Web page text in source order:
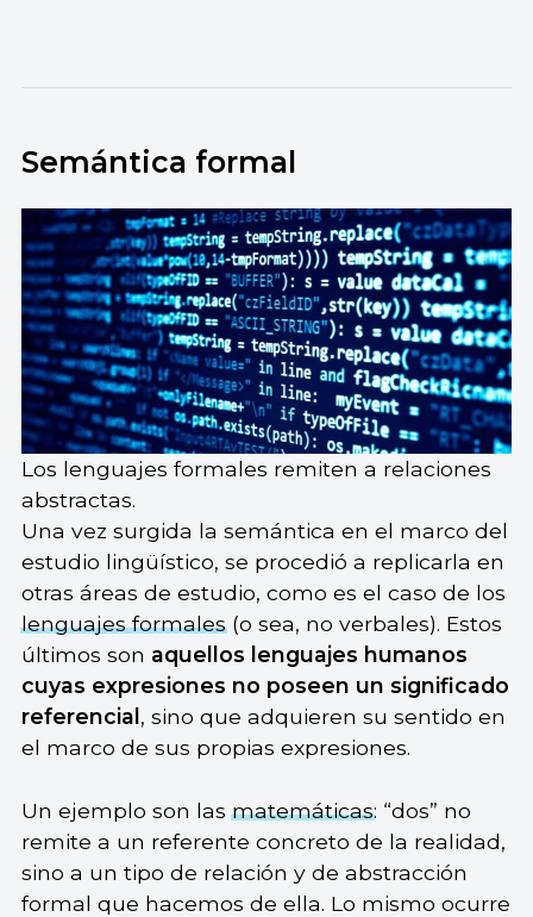
Semántica formal
Los lenguajes formales remiten a relaciones
abstractas.
Una vez surgida la semántica en el marco del
estudio lingüístico, se procedió a replicarla en
otras áreas de estudio, como es el caso de los
lenguajes formales(o sea, no verbales). Estos
últimos son aquellos lenguajes humanos
cuyas expresiones no poseen un significado
referencial , sino que adquieren su sentido en
el marco de sus propias expresiones.
Un ejemplo son lasmatemáticas: “dos” no
remite a un referente concreto de la realidad,
sino a un tipo de relación y de abstracción
formal que hacemos de ella. Lo mismo ocurre